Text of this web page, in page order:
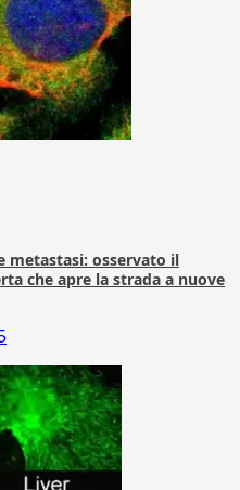
metastasi: osservato il
che apre la strada a nuove